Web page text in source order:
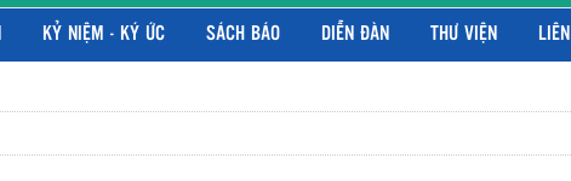
KỶ NIỆM - KÝ ỨC SÁCH BÁO DIỄN ĐÀN THƯ VIỆN